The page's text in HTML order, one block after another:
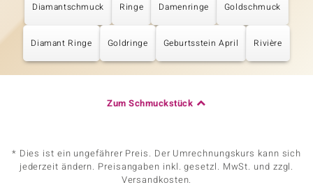
Diamantschmuck Ringe Damenringe Goldschmuck
Diamant Ringe Goldringe Geburtsstein April Rivière
Zum Schmuckstück
* Dies ist ein ungefährer Preis. Der Umrechnungskurs kann sich
jederzeit ändern. Preisangaben inkl. gesetzl. MwSt. und zzgl.
Versandkosten.